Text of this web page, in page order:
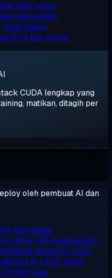
disk besar
Anda sendiri
tidak dibagi
IPv4 per server
CUDA lengkap yang
matikan, ditagih per
oleh pembuat AI dan
siap pakai
LLM di VPS Anda sendiri
di server Anda
di L4, L40S, H100
siap